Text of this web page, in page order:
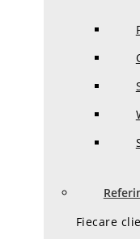
Fiecare